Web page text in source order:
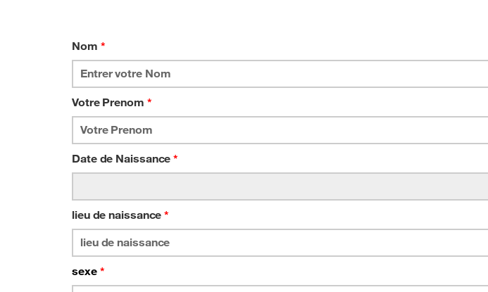
Nom *
Votre Prenom *
Date de Naissance*
lieu de naissance*
sexe *